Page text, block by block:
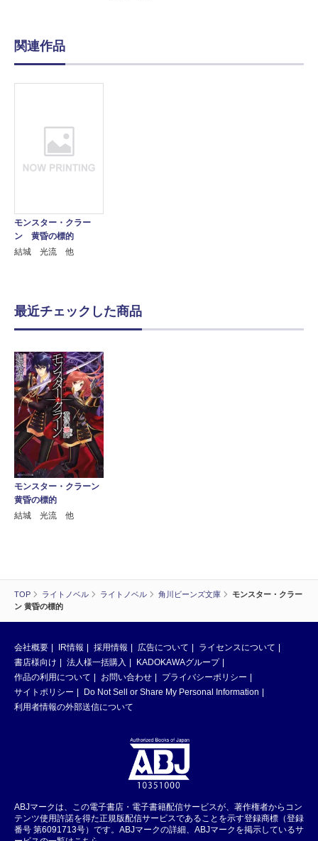
TOP ライトノベル ライトノベル 角川ビーンズ文庫
モンスター・クラー
ン 黄昏の標的
関連作品
モンスター・クラー
ン 黄昏の標的
結城 光流 他
最近チェックした商品
モンスター・クラーン
黄昏の標的
結城 光流 他
会社概要 IR情報 採用情報 広告について
ライセンスについて
書店様向け
法人様一括購入
KADOKAWAグループ
作品の利用について
お問い合わせ
プライバシーポリシー
サイトポリシー
Do Not Sell or Share My Personal Information
利用者情報の外部送信について
ABJマークは、この電子書店・電子書籍配信サービスが、著作権者からコン
テンツ使用許諾を得た正規版配信サービスであることを示す登録商標（登録
番号 第6091713号）です。ABJマークの詳細、ABJマークを掲示しているサ